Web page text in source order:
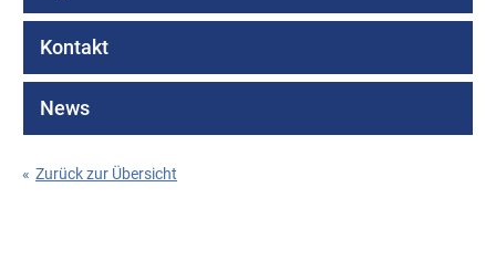
Kontakt
News
« Zurück zur Übersicht